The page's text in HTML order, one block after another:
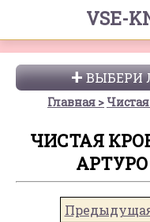
VSE-
Главная
ЧИСТАЯ